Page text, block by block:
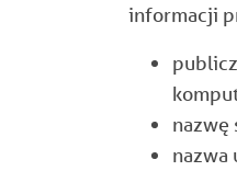
informacji
nazwę
nazwa